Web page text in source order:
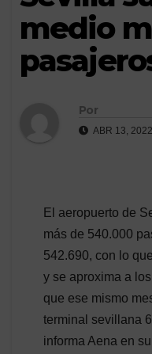
medio
Por
ABR 13, 2022
El aeropuerto de
más de 540.000
542.690, con lo
y se aproxima a
que ese mismo
terminal sevillana
informa Aena en